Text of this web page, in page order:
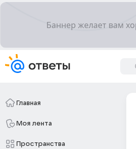
Главная
Моя лента
Пространства